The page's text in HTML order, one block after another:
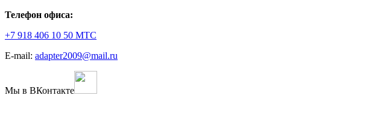
Телефон офиса:
+7 918 406 10 50 МТС
E-mail: adapter2009@mail.ru
Мы в ВКонтакте